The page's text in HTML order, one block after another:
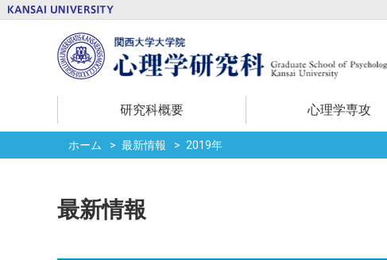
研究科概要 心理学専攻
ホーム 最新情報 2019年
最新情報